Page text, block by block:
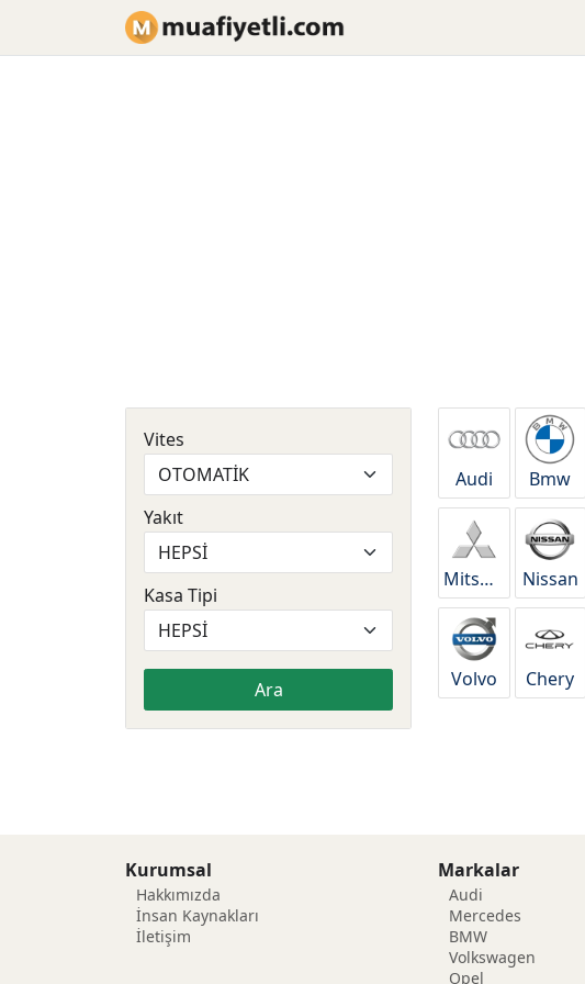
Vites
Yakıt
Kasa Tipi
Ara
Audi Bmw
Mitsubishi Nissan
Volvo Chery
Kurumsal
Hakkımızda
İnsan Kaynakları
İletişim
Markalar
Audi
Mercedes
BMW
Volkswagen
Opel